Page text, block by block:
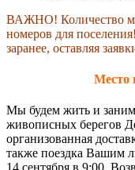
ВАЖНО! Количество
номеров для
заранее, оставляя
Место
Мы будем жить и
живописных берегов
организованная
также поездка Вашим